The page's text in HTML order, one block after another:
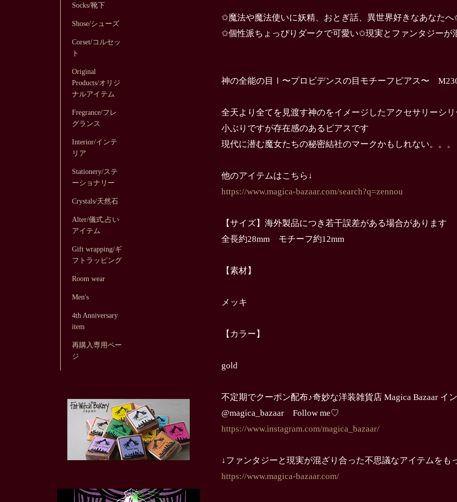
✩魔法や魔法使いに妖精、おとぎ話、異世界好きなあなた
✩個性派ちょっぴりダークで可愛い✩現実とファンタジーが
神の全能の目Ⅰ〜プロビデンスの目モチーフピアス〜
全天より全てを見渡す神のをイメージしたアクセサリーシ
小ぶりですが存在感のあるピアスです
現代に潜む魔女たちの秘密結社のマークかもしれない。。。
他のアイテムはこちら↓
https://www.magica-bazaar.com/search?q=zennou
【サイズ】海外製品につき若干誤差がある場合があります
全長約28mm モチーフ約12mm
【素材】
メッキ
【カラー】
gold
不定期でクーポン配布♪奇妙な洋装雑貨店 Magica Bazaar イ
@magica_bazaar Follow me♡
https://www.instagram.com/magica_bazaar/
↓ファンタジーと現実が混ざり合った不思議なアイテムをも
https://www.magica-bazaar.com/
Socks/靴下
Shose/シューズ
Corset/コルセッ
ト
Original
Products/オリジ
ナルアイテム
Fregrance/フレ
グランス
Interior/インテ
リア
Stationery/ステ
ーショナリー
Crystals/天然石
Alter/儀式,占い
アイテム
Gift wrapping/ギ
フトラッピング
Room wear
Men's
4th Anniversary
item
再購入専用ペー
ジ